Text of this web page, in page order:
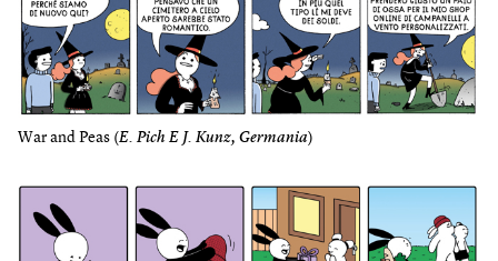
War and Peas (E. Pich E J. Kunz, Germania)